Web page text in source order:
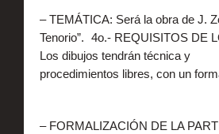
– TEMÁTICA: Será la obra de J.
Tenorio”. 4o.- REQUISITOS DE
Los dibujos tendrán técnica y
procedimientos libres, con un
– FORMALIZACIÓN DE LA